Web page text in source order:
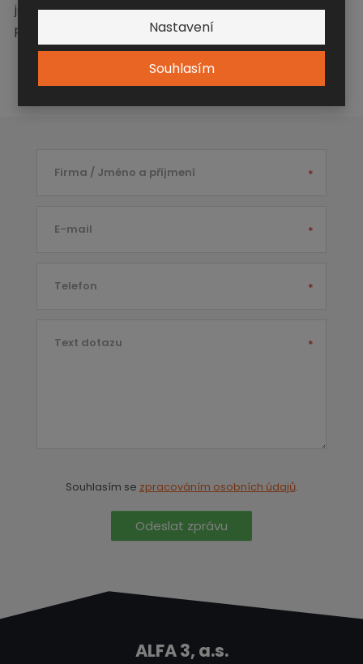
Nastavení
Souhlasím
jsou háky na opasky a
plastové háčky na svítilnu.
Firma / Jméno a příjmení *
E-mail *
Telefon *
Text dotazu *
Odeslat zprávu
Souhlasím se zpracováním osobních údajů.
ALFA 3, a.s.